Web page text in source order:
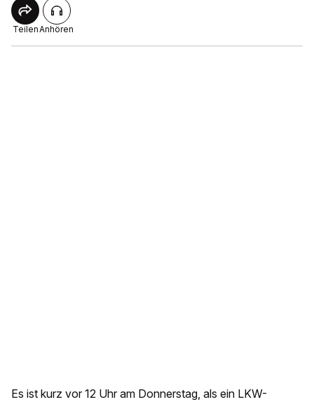
TeilenAnhören
Es ist kurz vor 12 Uhr am Donnerstag, als ein LKW-